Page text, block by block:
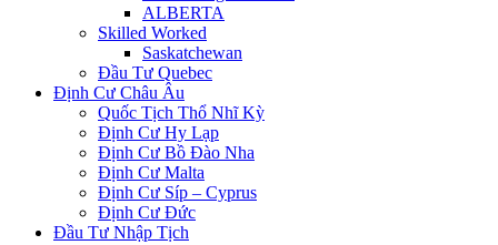
ALBERTA
Skilled Worked
Saskatchewan
Đầu Tư Quebec
Định Cư Châu Âu
Quốc Tịch Thổ Nhĩ Kỳ
Định Cư Hy Lạp
Định Cư Bồ Đào Nha
Định Cư Malta
Định Cư Síp – Cyprus
Định Cư Đức
Đầu Tư Nhập Tịch